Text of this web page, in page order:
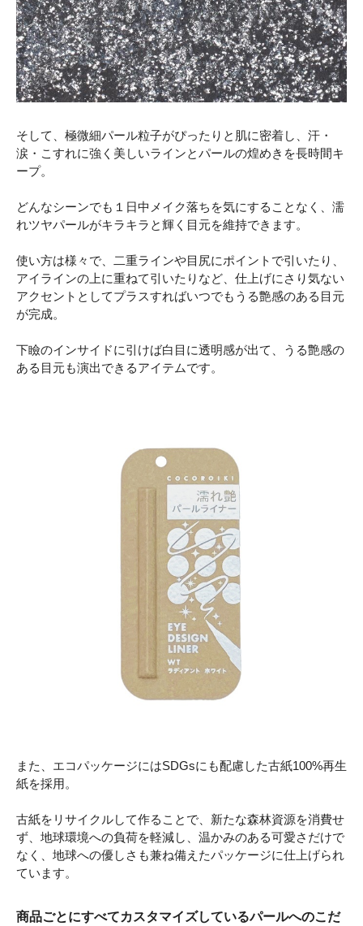
そして、極微細パール粒子がぴったりと肌に密着し、汗・
涙・こすれに強く美しいラインとパールの煌めきを⻑時間キ
ープ。
どんなシーンでも１日中メイク落ちを気にすることなく、濡
れツヤパールがキラキラと輝く目元を維持できます。
使い方は様々で、二重ラインや目尻にポイントで引いたり、
アイラインの上に重ねて引いたりなど、仕上げにさり気ない
アクセントとしてプラスすればいつでもうる艶感のある目元
が完成。
下瞼のインサイドに引けば白目に透明感が出て、うる艶感の
ある目元も演出できるアイテムです。
また、エコパッケージにはSDGsにも配慮した古紙100%再生
紙を採用。
古紙をリサイクルして作ることで、新たな森林資源を消費せ
ず、地球環境への負荷を軽減し、温かみのある可愛さだけで
なく、地球への優しさも兼ね備えたパッケージに仕上げられ
ています。
商品ごとにすべてカスタマイズしているパールへのこだ